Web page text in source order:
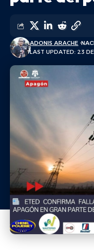
LAST UPDATED: 23
ADONIS ARACHE